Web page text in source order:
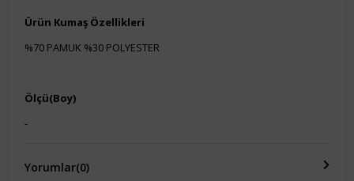
Ürün Kumaş Özellikleri
%70 PAMUK %30 POLYESTER
Ölçü(Boy)
-
Yorumlar(0)